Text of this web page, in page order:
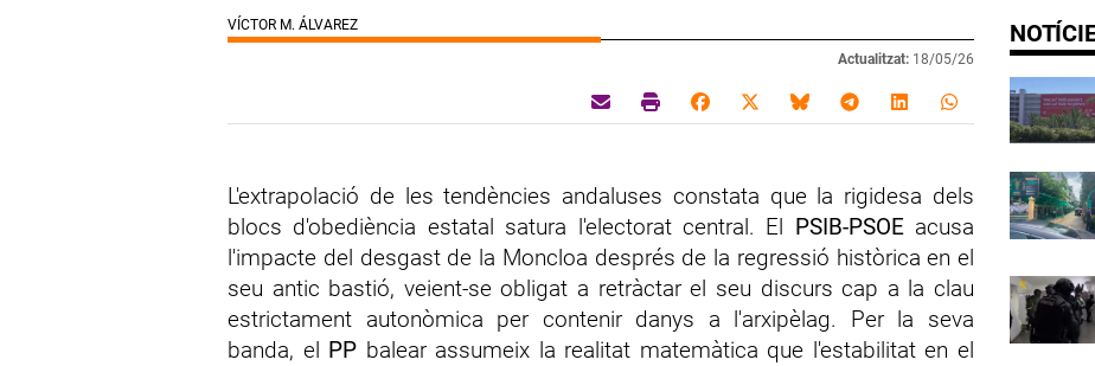
VÍCTOR M. ÁLVAREZ
Actualitzat: 18/05/26
L'extrapolació de les tendències andaluses constata que la rigidesa dels
blocs d'obediència estatal satura l'electorat central. El PSIB-PSOEacusa
l'impacte del desgast de la Moncloa després de la regressió històrica en el
seu antic bastió, veient-se obligat a retràctar el seu discurs cap a la clau
estrictament autonòmica per contenir danys a l'arxipèlag. Per la seva
banda, el PP balear assumeix la realitat matemàtica que l'estabilitat en el